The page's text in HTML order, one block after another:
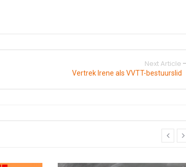
Next Article
Vertrek Irene als VVTT-bestuurslid
prev